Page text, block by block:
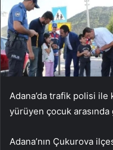
Adana’da trafik polisi ile
yürüyen çocuk
Adana’nın Çukurova